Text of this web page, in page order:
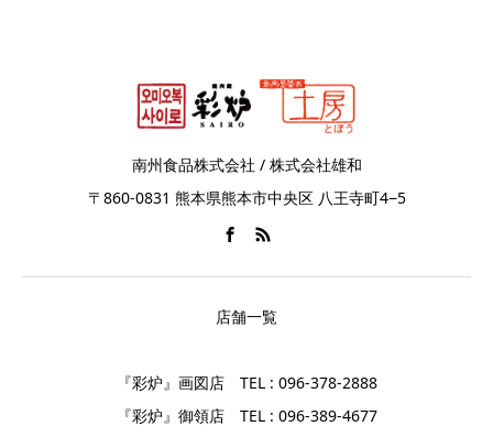
南州食品株式会社 / 株式会社雄和
〒860-0831 熊本県熊本市中央区 八王寺町4−5
店舗一覧
『彩炉』画図店 TEL : 096-378-2888
『彩炉』御領店 TEL : 096-389-4677